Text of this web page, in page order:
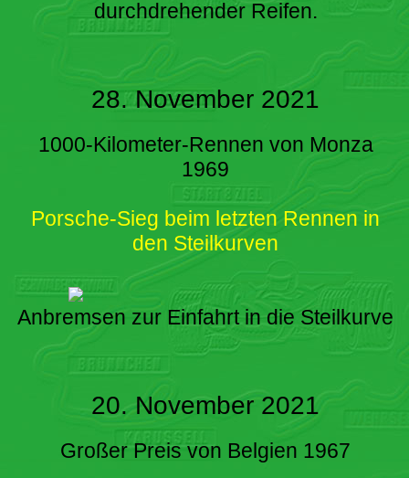
durchdrehender Reifen.
28. November 2021
1000-Kilometer-Rennen von Monza
1969
Porsche-Sieg beim letzten Rennen in
den Steilkurven
Anbremsen zur Einfahrt in die Steilkurve
20. November 2021
Großer Preis von Belgien 1967